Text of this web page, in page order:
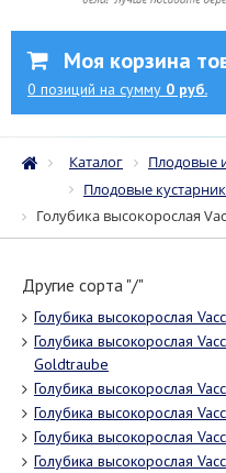
Моя корзина
0 позиций на сумму 0 руб.
Каталог
Плодовые
Плодовые
Голубика высокорослая
Другие сорта "/"
Голубика высокорослая
Голубика высокорослая
Goldtraube
Голубика высокорослая
Голубика высокорослая
Голубика высокорослая
Голубика высокорослая